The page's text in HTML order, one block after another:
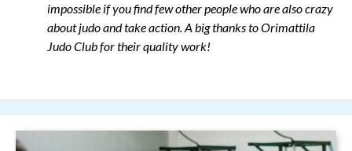
impossible if you find few other people who are also crazy
about judo and take action. A big thanks to Orimattila
Judo Club for their quality work!